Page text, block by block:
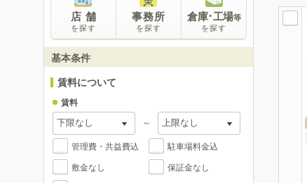
店 舗
を探す
事務所
を探す
倉庫･工場等
を探す
基本条件
賃料について
賃料
～
管理費・共益費込 駐車場料金込
敷金なし 保証金なし